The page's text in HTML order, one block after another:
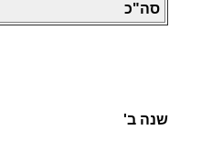
סה"כ
שנה ב'